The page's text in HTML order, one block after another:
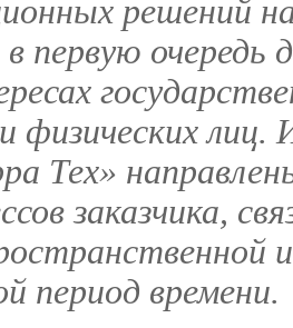
решений
первую очередь
физических
Тех»
заказчика,
период времени.